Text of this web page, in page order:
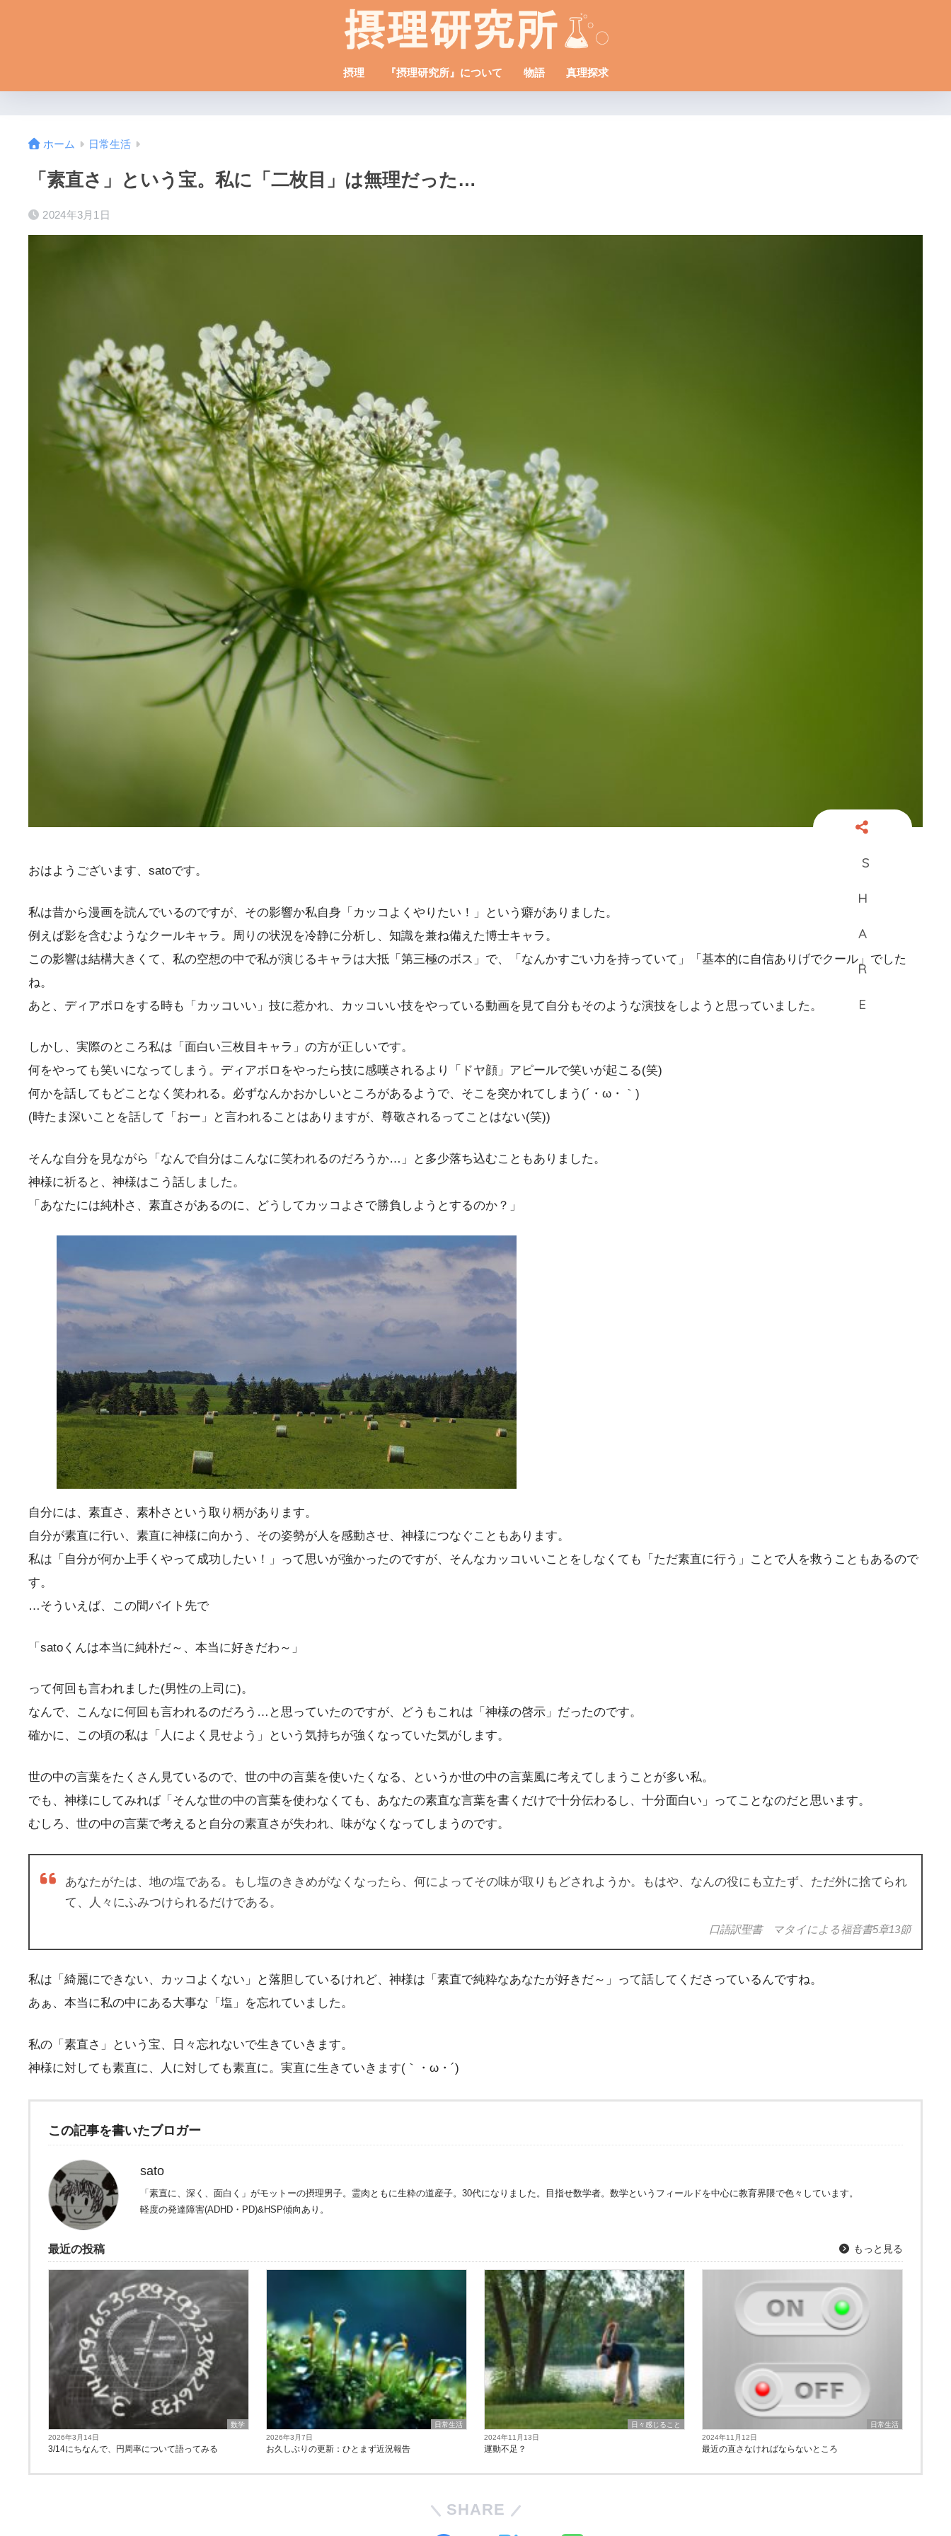
摂理 『摂理研究所』について 物語 真理探求
ホーム 日常生活
「素直さ」という宝。私に「二枚目」は無理だった…
2024年3月1日
おはようございます、satoです。
私は昔から漫画を読んでいるのですが、その影響か私自身「カッコよくやりたい！」という癖がありました。
例えば影を含むようなクールキャラ。周りの状況を冷静に分析し、知識を兼ね備えた博士キャラ。
この影響は結構大きくて、私の空想の中で私が演じるキャラは大抵「第三極のボス」で、「なんかすごい力を持っていて」「基本的に自信ありげでクール」でした
ね。
あと、ディアボロをする時も「カッコいい」技に惹かれ、カッコいい技をやっている動画を見て自分もそのような演技をしようと思っていました。
しかし、実際のところ私は「面白い三枚目キャラ」の方が正しいです。
何をやっても笑いになってしまう。ディアボロをやったら技に感嘆されるより「ドヤ顔」アピールで笑いが起こる(笑)
何かを話してもどことなく笑われる。必ずなんかおかしいところがあるようで、そこを突かれてしまう(´・ω・｀)
(時たま深いことを話して「おー」と言われることはありますが、尊敬されるってことはない(笑))
そんな自分を見ながら「なんで自分はこんなに笑われるのだろうか…」と多少落ち込むこともありました。
神様に祈ると、神様はこう話しました。
「あなたには純朴さ、素直さがあるのに、どうしてカッコよさで勝負しようとするのか？」
自分には、素直さ、素朴さという取り柄があります。
自分が素直に行い、素直に神様に向かう、その姿勢が人を感動させ、神様につなぐこともあります。
私は「自分が何か上手くやって成功したい！」って思いが強かったのですが、そんなカッコいいことをしなくても「ただ素直に行う」ことで人を救うこともあるので
す。
…そういえば、この間バイト先で
「satoくんは本当に純朴だ～、本当に好きだわ～」
って何回も言われました(男性の上司に)。
なんで、こんなに何回も言われるのだろう…と思っていたのですが、どうもこれは「神様の啓示」だったのです。
確かに、この頃の私は「人によく見せよう」という気持ちが強くなっていた気がします。
世の中の言葉をたくさん見ているので、世の中の言葉を使いたくなる、というか世の中の言葉風に考えてしまうことが多い私。
でも、神様にしてみれば「そんな世の中の言葉を使わなくても、あなたの素直な言葉を書くだけで十分伝わるし、十分面白い」ってことなのだと思います。
むしろ、世の中の言葉で考えると自分の素直さが失われ、味がなくなってしまうのです。
あなたがたは、地の塩である。もし塩のききめがなくなったら、何によってその味が取りもどされようか。もはや、なんの役にも立たず、ただ外に捨てられ
て、人々にふみつけられるだけである。
口語訳聖書 マタイによる福音書5章13節
私は「綺麗にできない、カッコよくない」と落胆しているけれど、神様は「素直で純粋なあなたが好きだ～」って話してくださっているんですね。
あぁ、本当に私の中にある大事な「塩」を忘れていました。
私の「素直さ」という宝、日々忘れないで生きていきます。
神様に対しても素直に、人に対しても素直に。実直に生きていきます(｀・ω・´)
この記事を書いたブロガー
sato
「素直に、深く、面白く」がモットーの摂理男子。霊肉ともに生粋の道産子。30代になりました。目指せ数学者。数学というフィールドを中心に教育界隈で色々しています。
軽度の発達障害(ADHD・PD)&HSP傾向あり。
最近の投稿 もっと見る
数学
2026年3月14日
3/14にちなんで、円周率について語ってみる
日常生活
2026年3月7日
お久しぶりの更新：ひとまず近況報告
日々感じること
2024年11月13日
運動不足？
日常生活
2024年11月12日
最近の直さなければならないところ
SHARE